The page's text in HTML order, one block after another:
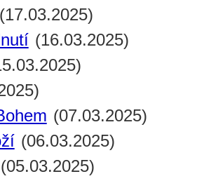
(17.03.2025)
(16.03.2025)
(07.03.2025)
(06.03.2025)
(05.03.2025)